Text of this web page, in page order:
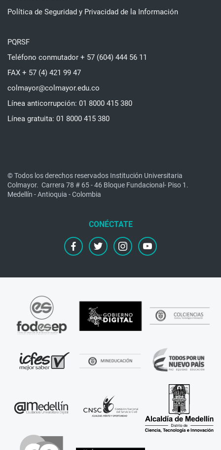
Política de Seguridad y Privacidad de la Información
PQRSF
Teléfono conmutador + 57 (604) 444 56 11
FAX + 57 (4) 421 99 47
colmayor@colmayor.edu.co
Línea anticorrupción: 01 8000 415 380
Línea gratuita: 01 8000 415 380
© Todos los derechos reservados Institución Universitaria
Colmayor. Carrera 78 # 65 - 46 Bloque Fundacional- Piso 1.
Medellín - Antioquia - Colombia